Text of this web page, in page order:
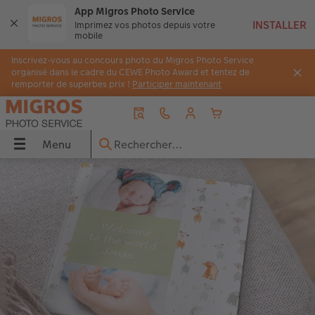
App Migros Photo Service
Imprimez vos photos depuis votre
mobile
Inscrivez-vous au concours photo du Migros Photo Service
organisé dans le cadre du CEWE Photo Award et tentez de
remporter de superbes prix ! Participer maintenant
Menu
Menu
LIVRE PHOTO CEWE
Aperçu
Formats
Couvertures
Tirages photo
Aperçu
Tirages photo
Tirage photo encadré
Décos murales
Aperçu
Photo sur toile
Poster Premium
Faire-part
Aperçu
Mariage
Naissance
Cadeaux photo
Aperçu
Coques
Puzzles photo
Calendriers
Aperçu
Calendriers muraux
Calendriers de bureau
Photos immédiates
Aperçu
Photos immédiates
Photos immédiates avec cadre
Idées de cadeaux
Aperçu
pour grands-parents
pour les amoureux
Inspirations
Aperçu
Voyage & vacances
Idées de cadeaux